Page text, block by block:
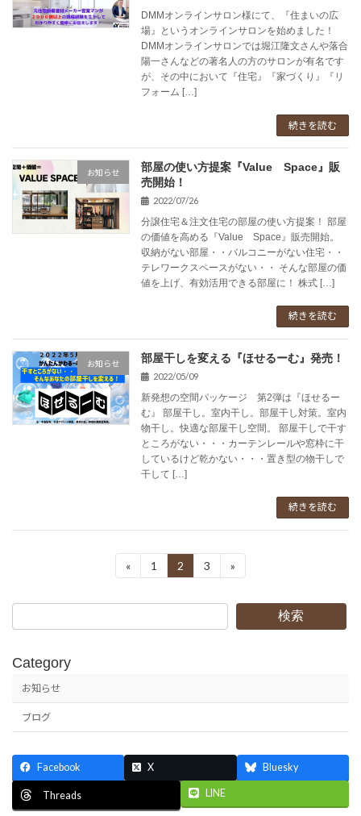
DMMオンラインサロン様にて、『住まいの広
場』というオンラインサロンを始めました！
DMMオンラインサロンでは堀江隆文さんや落合
陽一さんなどの著名人の方のサロンが有名です
が、その中において『住宅』『家づくり』『リ
フォーム […]
続きを読む
お知らせ
部屋の使い方提案『Value Space』販
売開始！
2022/07/26
分譲住宅＆注文住宅の部屋の使い方提案！ 部屋
の価値を高める『Value Space』販売開始。
収納がない部屋・・バルコニーがない住宅・・
テレワークスペースがない・・ そんな部屋の価
値を上げ、有効活用できる部屋に！ 株式 […]
続きを読む
お知らせ 部屋干しを変える『ほせるーむ』発売！
2022/05/09
新発想の空間パッケージ 第2弾は『ほせるー
む』 部屋干し。室内干し。部屋干し対策。室内
物干し。快適な部屋干し空間。 部屋干しで干す
ところがない・・・カーテンレールや窓枠に干
しているけど乾かない・・・置き型の物干しで
干して […]
続きを読む
の
ペ
ー
ジ
り
«
固
定
ジ
1
固
定
ジ
2
固
定
ジ
3 »
検索
Category
お知らせ
ブログ
Facebook X Bluesky
Threads LINE